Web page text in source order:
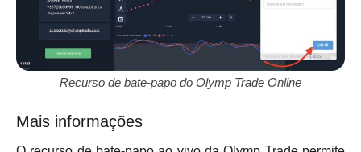
Recurso de bate-papo do Olymp Trade Online
Mais informações